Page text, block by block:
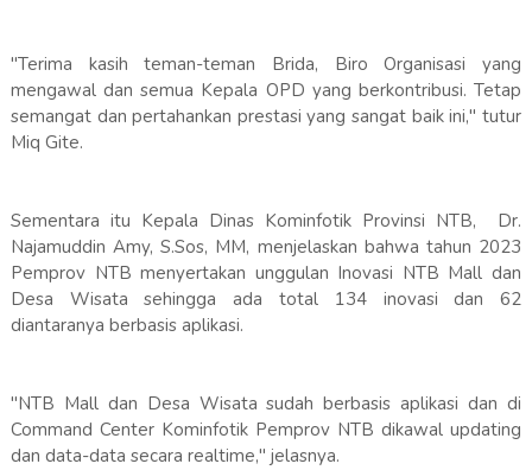
"Terima kasih teman-teman Brida, Biro Organisasi yang
mengawal dan semua Kepala OPD yang berkontribusi. Tetap
semangat dan pertahankan prestasi yang sangat baik ini," tutur
Miq Gite.
Sementara itu Kepala Dinas Kominfotik Provinsi NTB, Dr.
Najamuddin Amy, S.Sos, MM, menjelaskan bahwa tahun 2023
Pemprov NTB menyertakan unggulan Inovasi NTB Mall dan
Desa Wisata sehingga ada total 134 inovasi dan 62
diantaranya berbasis aplikasi.
"NTB Mall dan Desa Wisata sudah berbasis aplikasi dan di
Command Center Kominfotik Pemprov NTB dikawal updating
dan data-data secara realtime," jelasnya.